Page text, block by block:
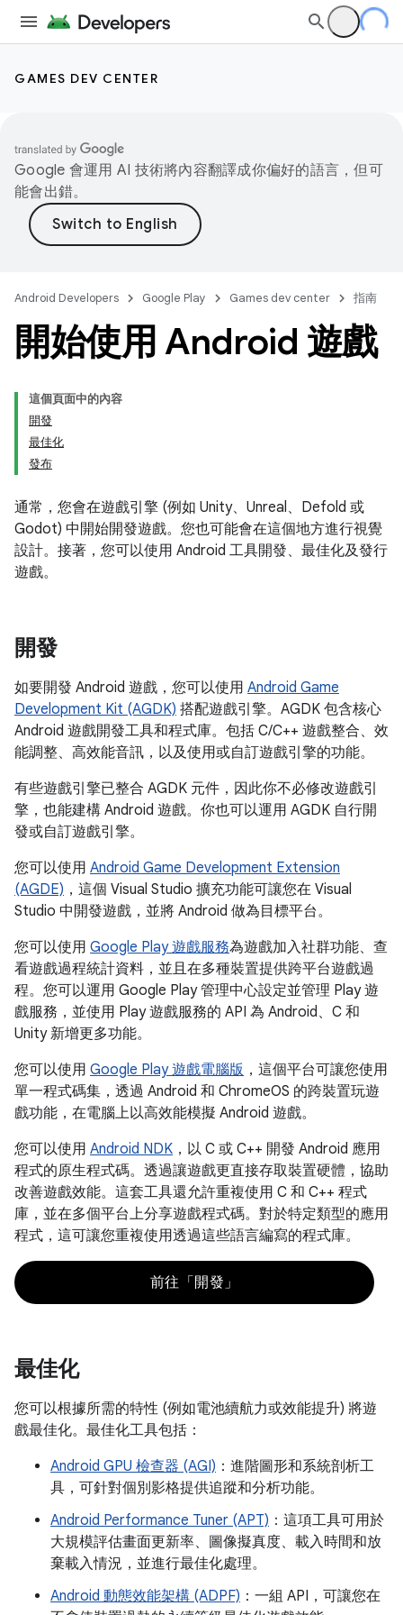
GAMES DEV CENTER
Google 會運用 AI 技術將內容翻譯成你偏好的語言，但可
能會出錯。
Android Developers Google Play Games dev center 指南
開始使用 Android 遊戲
這個頁面中的內容
開發
最佳化
發布
通常，您會在遊戲引擎 (例如 Unity、Unreal、Defold 或
Godot) 中開始開發遊戲。您也可能會在這個地方進行視覺
設計。接著，您可以使用 Android 工具開發、最佳化及發行
遊戲。
開發
如要開發 Android 遊戲，您可以使用 Android Game
Development Kit (AGDK) 搭配遊戲引擎。AGDK 包含核心
Android 遊戲開發工具和程式庫。包括 C/C++ 遊戲整合、效
能調整、高效能音訊，以及使用或自訂遊戲引擎的功能。
有些遊戲引擎已整合 AGDK 元件，因此你不必修改遊戲引
擎，也能建構 Android 遊戲。你也可以運用 AGDK 自行開
發或自訂遊戲引擎。
您可以使用 Android Game Development Extension
(AGDE) ，這個 Visual Studio 擴充功能可讓您在 Visual
Studio 中開發遊戲，並將 Android 做為目標平台。
您可以使用 Google Play 遊戲服務為遊戲加入社群功能、查
看遊戲過程統計資料，並且在多種裝置提供跨平台遊戲過
程。您可以運用 Google Play 管理中心設定並管理 Play 遊
戲服務，並使用 Play 遊戲服務的 API 為 Android、C 和
Unity 新增更多功能。
您可以使用 Google Play 遊戲電腦版 ，這個平台可讓您使用
單一程式碼集，透過 Android 和 ChromeOS 的跨裝置玩遊
戲功能，在電腦上以高效能模擬 Android 遊戲。
您可以使用 Android NDK ，以 C 或 C++ 開發 Android 應用
程式的原生程式碼。透過讓遊戲更直接存取裝置硬體，協助
改善遊戲效能。這套工具還允許重複使用 C 和 C++ 程式
庫，並在多個平台上分享遊戲程式碼。對於特定類型的應用
程式，這可讓您重複使用透過這些語言編寫的程式庫。
前往「開發」
最佳化
您可以根據所需的特性 (例如電池續航力或效能提升) 將遊
戲最佳化。最佳化工具包括：
Android GPU 檢查器 (AGI) ：進階圖形和系統剖析工
具，可針對個別影格提供追蹤和分析功能。
Android Performance Tuner (APT) ：這項工具可用於
大規模評估畫面更新率、圖像擬真度、載入時間和放
棄載入情況，並進行最佳化處理。
Android 動態效能架構 (ADPF) ：一組 API，可讓您在